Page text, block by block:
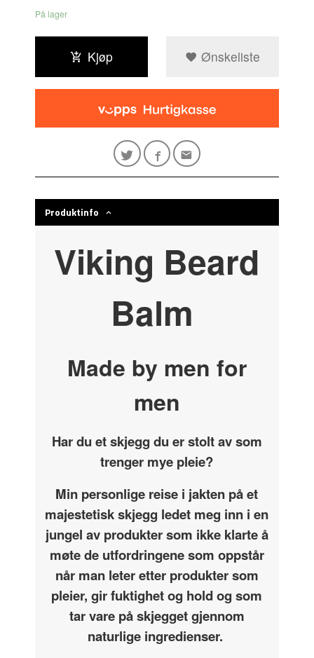
På lager
Kjøp Ønskeliste
Produktinfo
Viking Beard
Balm
Made by men for
men
Har du et skjegg du er stolt av som
trenger mye pleie?
Min personlige reise i jakten på et
majestetisk skjegg ledet meg inn i en
jungel av produkter som ikke klarte å
møte de utfordringene som oppstår
når man leter etter produkter som
pleier, gir fuktighet og hold og som
tar vare på skjegget gjennom
naturlige ingredienser.